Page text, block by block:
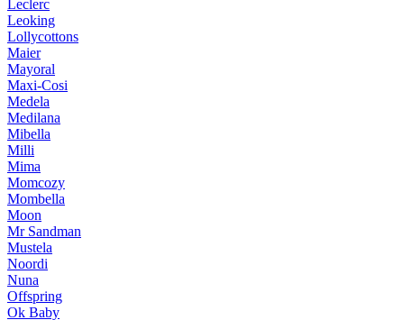
Leclerc
Leoking
Lollycottons
Maier
Mayoral
Maxi-Cosi
Medela
Medilana
Mibella
Milli
Mima
Momcozy
Mombella
Moon
Mr Sandman
Mustela
Noordi
Nuna
Offspring
Ok Baby